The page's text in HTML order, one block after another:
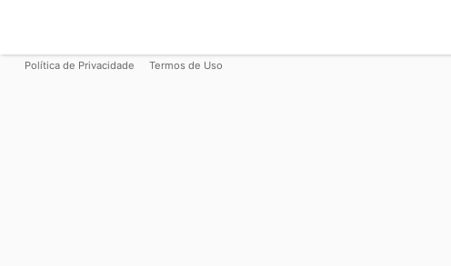
Política de Privacidade Termos de Uso